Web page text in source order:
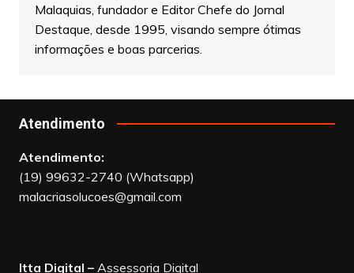
Malaquias, fundador e Editor Chefe do Jornal
Destaque, desde 1995, visando sempre ótimas
informações e boas parcerias.
Atendimento
Atendimento:
(19) 99632-2740 (Whatsapp)
malacriasolucoes@gmail.com
Itta Digital – Assessoria Digital